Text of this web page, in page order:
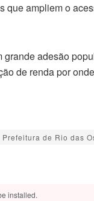
que ampliem o
adesão
de renda por
Prefeitura de Rio das
installed.